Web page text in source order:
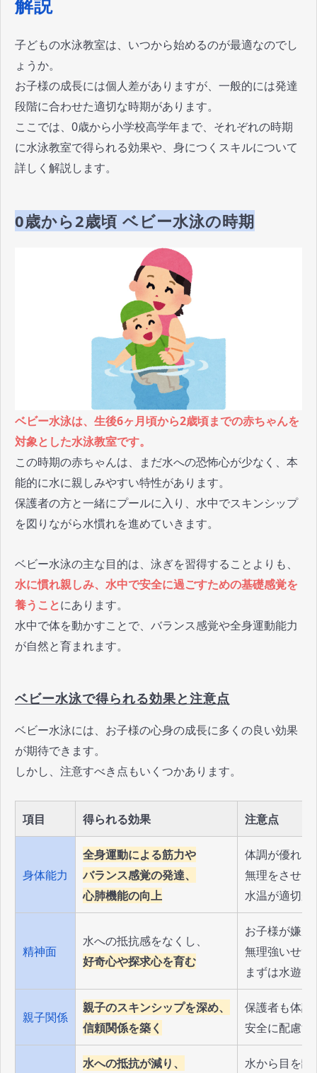
子どもの水泳教室は、いつから始めるのが最適なのでし
ょうか。
お子様の成長には個人差がありますが、一般的には発達
段階に合わせた適切な時期があります。
ここでは、0歳から小学校高学年まで、それぞれの時期
に水泳教室で得られる効果や、身につくスキルについて
詳しく解説します。
0歳から2歳頃 ベビー水泳の時期
ベビー水泳は、生後6ヶ月頃から2歳頃までの赤ちゃんを
対象とした水泳教室です。
この時期の赤ちゃんは、まだ水への恐怖心が少なく、本
能的に水に親しみやすい特性があります。
保護者の方と一緒にプールに入り、水中でスキンシップ
を図りながら水慣れを進めていきます。
ベビー水泳の主な目的は、泳ぎを習得することよりも、
水に慣れ親しみ、水中で安全に過ごすための基礎感覚を
養うことにあります。
水中で体を動かすことで、バランス感覚や全身運動能力
が自然と育まれます。
ベビー水泳で得られる効果と注意点
ベビー水泳には、お子様の心身の成長に多くの良い効果
が期待できます。
しかし、注意すべき点もいくつかあります。
項目 得られる効果 注意点
身体能力
全身運動による筋力や
バランス感覚の発達、
心肺機能の向上
体調が優れな
無理をさせな
水温が適切か
精神面
水への抵抗感をなくし、
好奇心や探求心を育む
お子様が嫌が
無理強いせず
まずは水遊
親子関係
親子のスキンシップを深め、
信頼関係を築く
保護者も体調
安全に配慮す
水への抵抗が減り、
水から目を離